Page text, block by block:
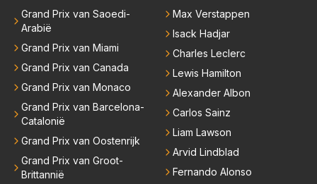
Grand Prix van Saoedi-
Arabië
Grand Prix van Miami
Grand Prix van Canada
Grand Prix van Monaco
Grand Prix van Barcelona-
Catalonië
Grand Prix van Oostenrijk
Grand Prix van Groot-
Brittannië
Max Verstappen
Isack Hadjar
Charles Leclerc
Lewis Hamilton
Alexander Albon
Carlos Sainz
Liam Lawson
Arvid Lindblad
Fernando Alonso